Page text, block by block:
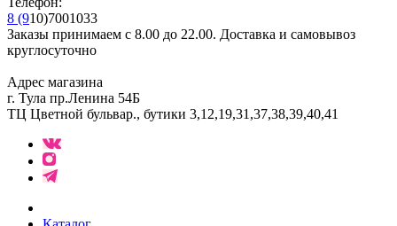
8 (910)7001033
Заказы принимаем с 8.00 до 22.00. Доставка и самовывоз
круглосуточно
Адрес магазина
г. Тула пр.Ленина 54Б
ТЦ Цветной бульвар., бутики 3,12,19,31,37,38,39,40,41